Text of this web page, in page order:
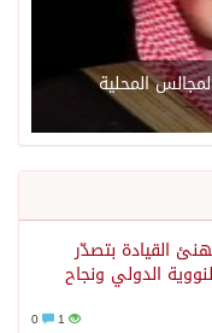
المحلية
القيادة بتصدّر
الدولي ونجاح
1